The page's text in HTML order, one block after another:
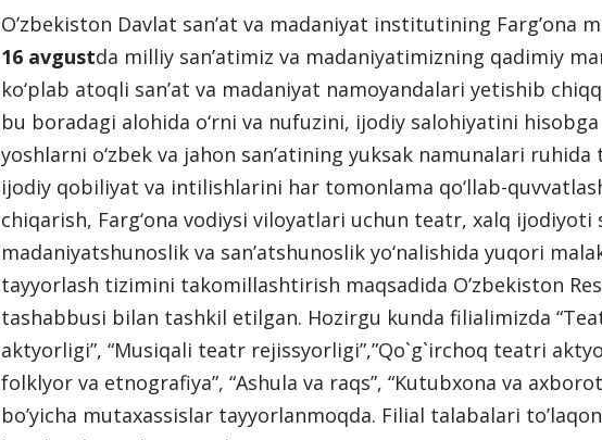
O’zbekiston Davlat san’at va madaniyat institutining Farg’ona
16 avgustda milliy san’atimiz va madaniyatimizning qadimiy
ko‘plab atoqli san’at va madaniyat namoyandalari yetishib
bu boradagi alohida o‘rni va nufuzini, ijodiy salohiyatini
yoshlarni o‘zbek va jahon san’atining yuksak namunalari
ijodiy qobiliyat va intilishlarini har tomonlama qo‘llab-
chiqarish, Farg‘ona vodiysi viloyatlari uchun teatr, xalq ijodiyoti
madaniyatshunoslik va san’atshunoslik yo‘nalishida yuqori
tayyorlash tizimini takomillashtirish maqsadida O’zbekiston
tashabbusi bilan tashkil etilgan. Hozirgu kunda filialimizda
aktyorligi”, “Musiqali teatr rejissyorligi”,”Qo`g`irchoq teatri
folklyor va etnografiya”, “Ashula va raqs”, “Kutubxona va
bo’yicha mutaxassislar tayyorlanmoqda. Filial talabalari